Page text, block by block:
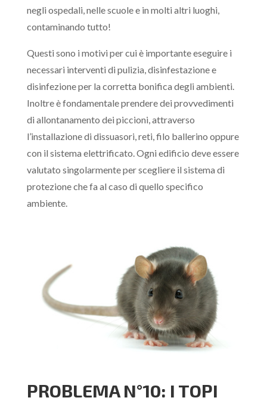
negli ospedali, nelle scuole e in molti altri luoghi,
contaminando tutto!
Questi sono i motivi per cui è importante eseguire i
necessari interventi di pulizia, disinfestazione e
disinfezione per la corretta bonifica degli ambienti.
Inoltre è fondamentale prendere dei provvedimenti
di allontanamento dei piccioni, attraverso
l’installazione di dissuasori, reti, filo ballerino oppure
con il sistema elettrificato. Ogni edificio deve essere
valutato singolarmente per scegliere il sistema di
protezione che fa al caso di quello specifico
ambiente.
PROBLEMA N°10: I TOPI